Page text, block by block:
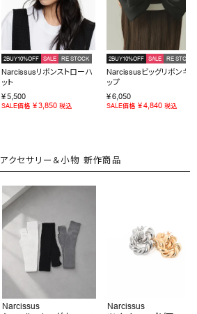
2BUY10%OFF SALE RE STOCK
Narcissusリボンストローハ
ット
¥5,500
SALE価格 ¥3,850 税込
2BUY10%OFF SALE RE STOCK
Narcissusビッグリボンキャ
ップ
¥6,050
SALE価格 ¥4,840 税込
アクセサリー＆小物 新作商品
Narcissus
Narcissus